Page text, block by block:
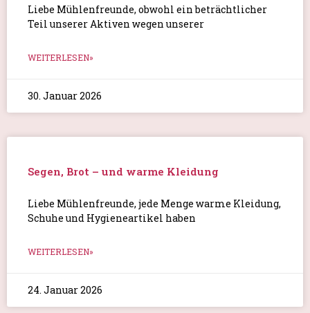
Liebe Mühlenfreunde, obwohl ein beträchtlicher
Teil unserer Aktiven wegen unserer
WEITERLESEN»
30. Januar 2026
Segen, Brot – und warme Kleidung
Liebe Mühlenfreunde, jede Menge warme Kleidung,
Schuhe und Hygieneartikel haben
WEITERLESEN»
24. Januar 2026